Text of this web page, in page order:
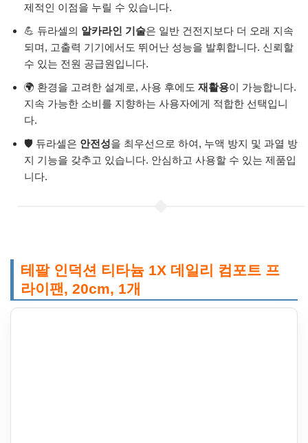
제적인 이점을 누릴 수 있습니다.
💪 듀라셀의 알카라인 기술은 일반 건전지보다 더 오래 지속
되며, 고출력 기기에서도 뛰어난 성능을 발휘합니다. 신뢰할
수 있는 전원 공급원입니다.
🌍 환경을 고려한 설계로, 사용 후에도 재활용이 가능합니다.
지속 가능한 소비를 지향하는 사용자에게 적합한 선택입니
다.
🛡️ 듀라셀은 안전성을 최우선으로 하여, 누액 방지 및 과열 방
지 기능을 갖추고 있습니다. 안심하고 사용할 수 있는 제품입
니다.
테팔 인덕션 티타늄 1X 데일리 컴포트 프
라이팬, 20cm, 1개